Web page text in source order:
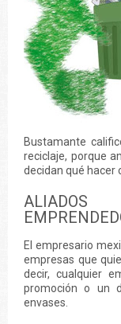
Bustamante
reciclaje, porque
decidan qué hacer
El empresario
empresas que
decir, cualquier
promoción o un
envases.